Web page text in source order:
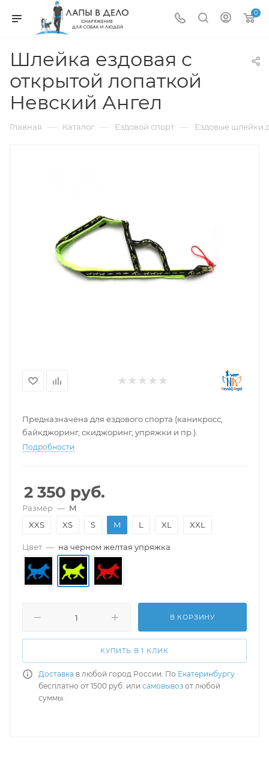
0
Шлейка ездовая с
открытой лопаткой
Невский Ангел
Главная — Каталог — Ездовой спорт — Ездовые шлейки
Предназначена для ездового спорта (каникросс,
байкджоринг, скиджоринг, упряжки и пр.).
Подробности
2 350 руб.
Размер — M
XXS
XS S M L XL XXL
Цвет — на черном желтая упряжка
В КОРЗИНУ
КУПИТЬ В 1 КЛИК
Доставка в любой город России. По Екатеринбургу
бесплатно от 1500 руб. или самовывоз от любой
суммы.